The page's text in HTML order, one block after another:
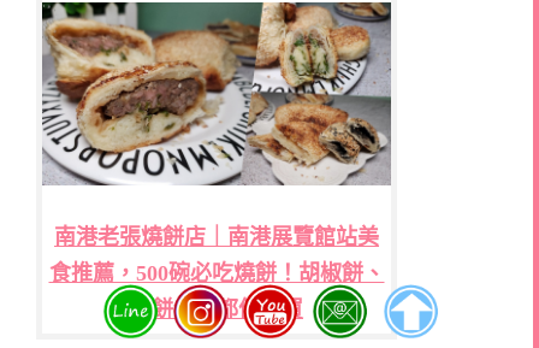
南港老張燒餅店｜南港展覽館站美
食推薦，500碗必吃燒餅！胡椒餅、
酥餅每款都值得買